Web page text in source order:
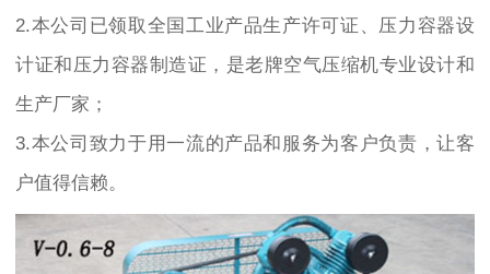
2.本公司已领取全国工业产品生产许可证、压力容器设
计证和压力容器制造证，是老牌空气压缩机专业设计和
生产厂家；
3.本公司致力于用一流的产品和服务为客户负责，让客
户值得信赖。